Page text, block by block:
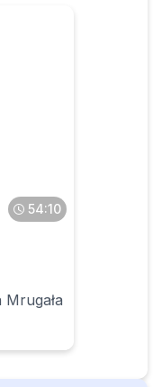
54:10
Mrugała